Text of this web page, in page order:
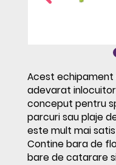
Acest
adevarat
conceput pentru
parcuri sau plaje
este mult mai
Contine bara de
bare de catarare